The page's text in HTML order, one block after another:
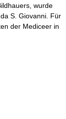
wurde
S. Giovanni. Für
der Mediceer in